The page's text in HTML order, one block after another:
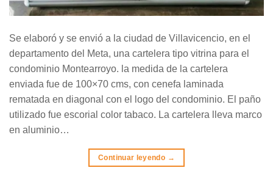
Se elaboró y se envió a la ciudad de Villavicencio, en el
departamento del Meta, una cartelera tipo vitrina para el
condominio Montearroyo. la medida de la cartelera
enviada fue de 100×70 cms, con cenefa laminada
rematada en diagonal con el logo del condominio. El paño
utilizado fue escorial color tabaco. La cartelera lleva marco
en aluminio…
Continuar leyendo →